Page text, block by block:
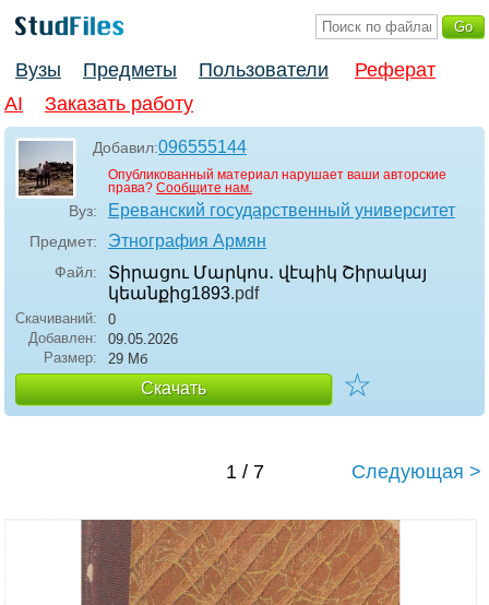
Вузы Предметы Пользователи
Реферат
AI
Заказать работу
Добавил:096555144
Опубликованный материал нарушает ваши авторские
права? Сообщите нам.
Вуз: Ереванский государственный университет
Предмет: Этнография Армян
Файл:
Տիրացու Մարկոս․ վէպիկ Շիրակայ
կեանքից1893.pdf
Скачиваний:
0
Добавлен:
09.05.2026
Размер:
29 Мб
Скачать ☆
1 / 7 Следующая >